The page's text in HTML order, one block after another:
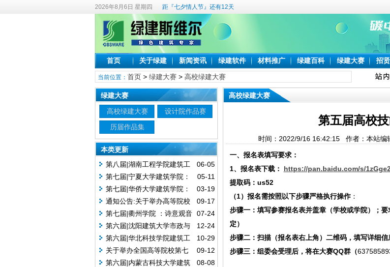
2026年8月6日 星期四 距『七夕情人节』还有12天
首页 关于绿建 新闻资讯 绿建软件 材料推广 绿建百科 绿建大赛 招
当前位置： 首页> 绿建大赛> 高校绿建大赛
高校绿建大赛
第五届高校
时间：2022/9/16 16:42:15 作者：本站
一、报名表填写要求：
1、报名表下载：
https://pan.baidu.com/s/
提取码： us52
（1）报名需按照以下步骤严格执行操作：
步骤一：填写参赛报名表并盖章（学校或学院）
；
定）
步骤二：扫描（报名表右上角）二维码，填写详细信
步骤三：组委会受理后，将在大赛QQ群（
绿建大赛
高校绿建大赛
设计院作品赛
历届作品集
本类更新
06-05
第八届|湖南工程学院建筑工
程学院：绿建焕能—基于多能协调
的教学建筑低碳重塑
05-11
第七届|宁夏大学建筑学院：
陶复陶穴，青山窑塑——传统智慧
与绿色生态融合的游客接待中心设
计（A赛道获奖作品）
03-19
第七届|华侨大学建筑学院：
回转绿廊——基于碳中和目标下的
幼儿园设计（A赛道获奖作品）
09-17
通知公告:关于举办高等院校
第八届绿色建筑技能与创意大赛
（公益）的通知
07-24
第七届|衢州学院 ：诗意观音
桥，茗竹创意谷 — 乡村工业厂房低
碳改造设计（A赛道获奖作品）
12-24
第六届|沈阳建筑大学市政与
环境工程学院—腊前似春（B赛道获
奖作品）
10-29
第六届|华北科技学院建筑工
程学院-绿运馆：突破创新，迈向可
持续体育建筑（B赛道获奖作品）
09-12
关于举办全国高等院校第七
届绿色建筑技能（公益）大赛的通
08-08
第六届|内蒙古科技大学建筑